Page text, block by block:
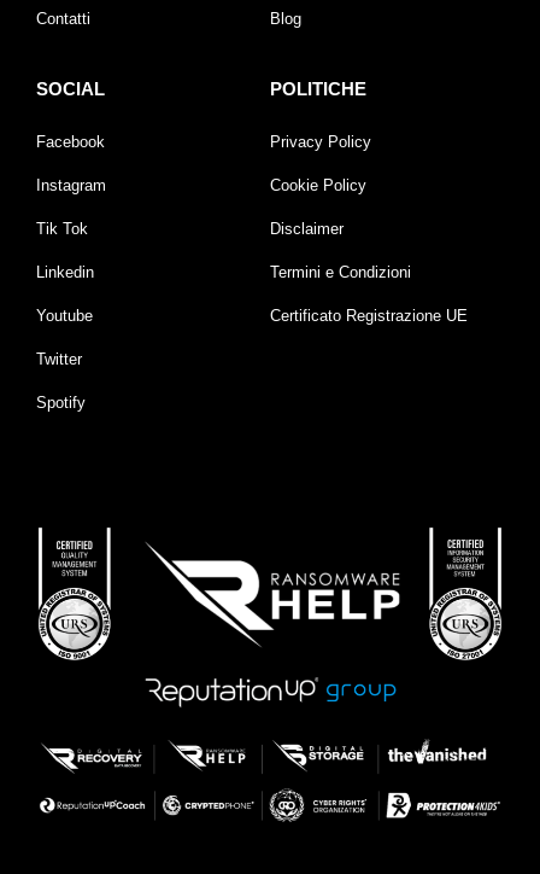
Contatti Blog
SOCIAL
Facebook
Instagram
Tik Tok
Linkedin
Youtube
Twitter
Spotify
POLITICHE
Privacy Policy
Cookie Policy
Disclaimer
Termini e Condizioni
Certificato Registrazione UE